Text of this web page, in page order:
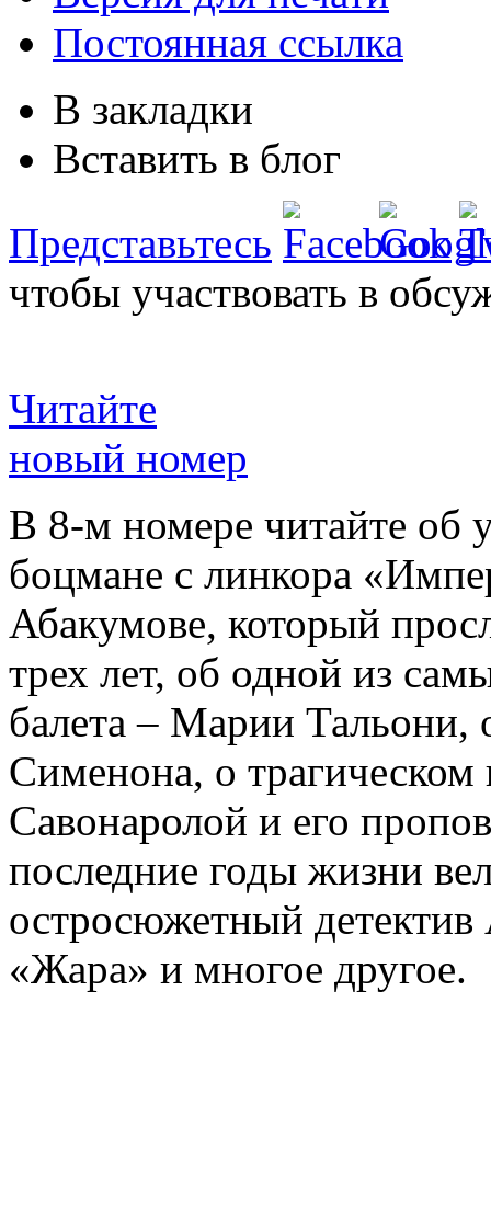
Постоянная ссылка
В закладки
Вставить в блог
Представьтесь
чтобы участвовать в
Читайте
новый номер
В 8-м номере читайте об
боцмане с линкора
Абакумове, который
трех лет, об одной из
балета – Марии
Сименона, о трагическом
Савонаролой и его
последние годы жизни
остросюжетный детектив
«Жара» и многое другое.